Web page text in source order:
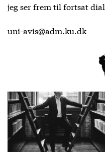
jeg ser frem til fortsat
uni-avis@adm.ku.dk